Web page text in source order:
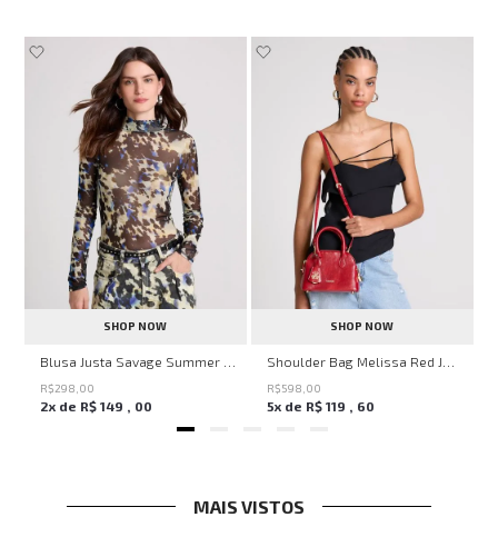
SHOP NOW
R$298 00
2x de R$ 149 , 00
SHOP NOW
R$598 00
5x de R$ 119 , 60
MAIS VISTOS